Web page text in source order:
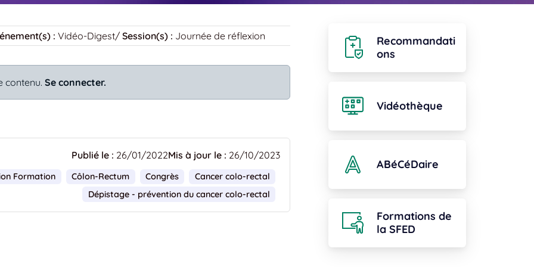
: Vidéo-Digest/ Session(s) : Journée de réflexion
contenu. Se connecter.
Publié le : 26/01/2022Mis à jour le : 26/10/2023
Formation Côlon-Rectum Congrès
Cancer colo-rectal
Dépistage - prévention du cancer colo-rectal
Recommandati
ons
Vidéothèque
ABéCéDaire
Formations de
la SFED